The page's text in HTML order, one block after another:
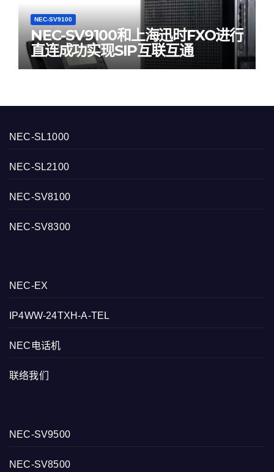
NEC-SV9100
NEC-SV9100和上海迅时FXO进行
直连成功实现SIP互联互通
NEC-SL1000
NEC-SL2100
NEC-SV8100
NEC-SV8300
NEC-EX
IP4WW-24TXH-A-TEL
NEC电话机
联络我们
NEC-SV9500
NEC-SV8500